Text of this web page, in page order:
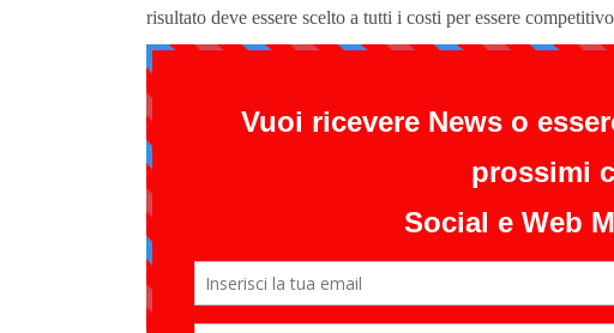
risultato deve essere scelto a tutti i costi per essere